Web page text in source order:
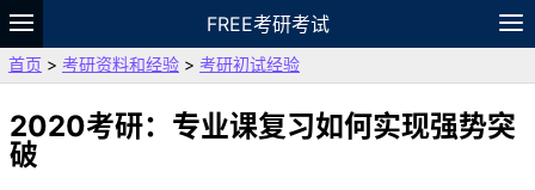
FREE考研考试
题库
故事 专题 APP
VIP
资料
首页 > 考研资料和经验 > 考研初试经验
2020考研：专业课复习如何实现强势突
破